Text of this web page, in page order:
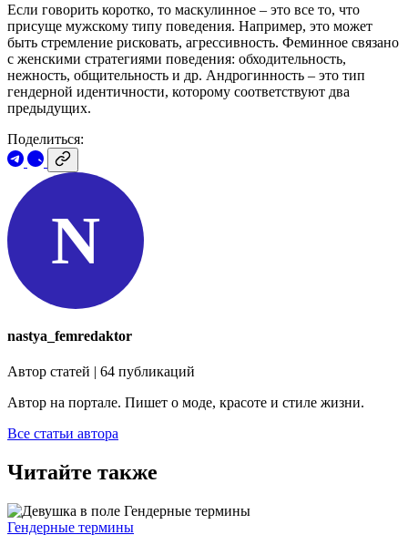
Если говорить коротко, то маскулинное – это все то, что
присуще мужскому типу поведения. Например, это может
быть стремление рисковать, агрессивность. Феминное связано
с женскими стратегиями поведения: обходительность,
нежность, общительность и др. Андрогинность – это тип
гендерной идентичности, которому соответствуют два
предыдущих.
Поделиться:
N
nastya_femredaktor
Автор статей | 64 публикаций
Автор на портале. Пишет о моде, красоте и стиле жизни.
Все статьи автора
Читайте также
Гендерные термины
Гендерные термины